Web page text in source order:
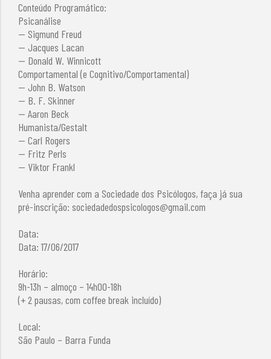
Conteúdo Programático:
Psicanálise
— Sigmund Freud
— Jacques Lacan
— Donald W. Winnicott
Comportamental (e Cognitivo/Comportamental)
— John B. Watson
— B. F. Skinner
— Aaron Beck
Humanista/Gestalt
— Carl Rogers
— Fritz Perls
— Viktor Frankl
Venha aprender com a Sociedade dos Psicólogos, faça já sua
pré-inscrição:sociedadedospsicologos@gmail.com
Data:
Data: 17/06/2017
Horário:
9h-13h – almoço – 14h00-18h
(+ 2 pausas, com coffee break incluído)
Local:
São Paulo – Barra Funda